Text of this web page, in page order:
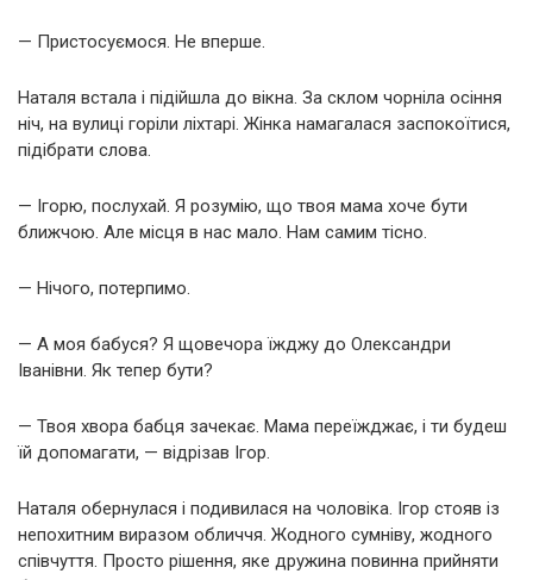
— Пристосуємося. Не вперше.
Наталя встала і підійшла до вікна. За склом чорніла осіння
ніч, на вулиці горіли ліхтарі. Жінка намагалася заспокоїтися,
підібрати слова.
— Ігорю, послухай. Я розумію, що твоя мама хоче бути
ближчою. Але місця в нас мало. Нам самим тісно.
— Нічого, потерпимо.
— А моя бабуся? Я щовечора їжджу до Олександри
Іванівни. Як тепер бути?
— Твоя хвора бабця зачекає. Мама переїжджає, і ти будеш
їй допомагати, — відрізав Ігор.
Наталя обернулася і подивилася на чоловіка. Ігор стояв із
непохитним виразом обличчя. Жодного сумніву, жодного
співчуття. Просто рішення, яке дружина повинна прийняти